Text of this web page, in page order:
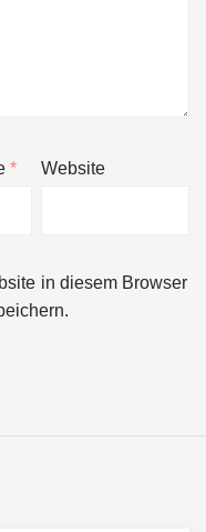
* Website
in diesem Browser